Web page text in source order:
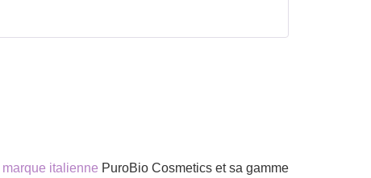
marque italienne PuroBio Cosmetics et sa gamme